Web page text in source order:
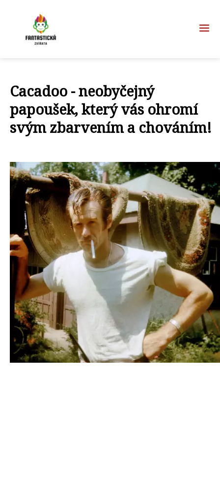
Cacadoo - neobyčejný
papoušek, který vás ohromí
svým zbarvením a chováním!